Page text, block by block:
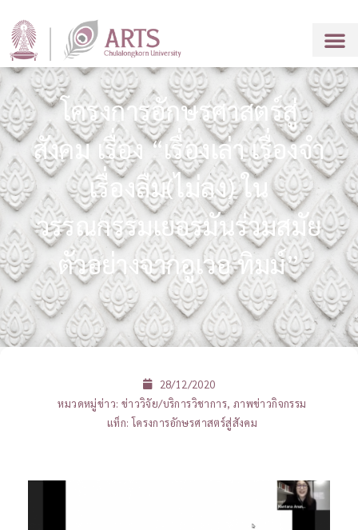
โครงการอักษรศาสตร์สู่
สังคม เรื่อง “เรื่องเล่า เรื่องจำ
เรื่องลืม(ไม่ลง) ใน
วรรณกรรมเยอรมันร่วมสมัย
ตัวอย่างจากอูเวอ ทิมม์”
28/12/2020
หมวดหมู่ข่าว: ข่าววิจัย/บริการวิชาการ, ภาพข่าวกิจกรรม
แท็ก: โครงการอักษรศาสตร์สู่สังคม